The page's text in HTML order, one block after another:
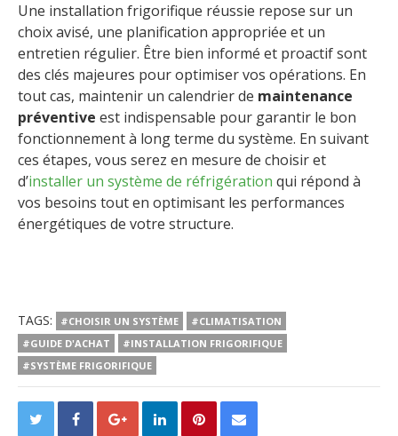
Une installation frigorifique réussie repose sur un
choix avisé, une planification appropriée et un
entretien régulier. Être bien informé et proactif sont
des clés majeures pour optimiser vos opérations. En
tout cas, maintenir un calendrier de maintenance
préventive est indispensable pour garantir le bon
fonctionnement à long terme du système. En suivant
ces étapes, vous serez en mesure de choisir et
d’installer un système de réfrigération qui répond à
vos besoins tout en optimisant les performances
énergétiques de votre structure.
TAGS: #CHOISIR UN SYSTÈME
#CLIMATISATION
#GUIDE D'ACHAT
#INSTALLATION FRIGORIFIQUE
#SYSTÈME FRIGORIFIQUE